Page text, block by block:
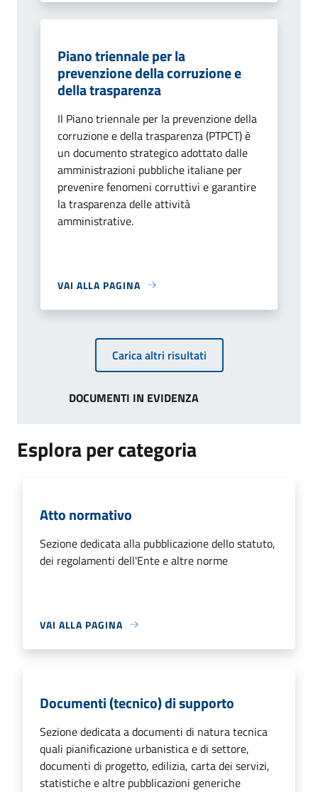
Piano triennale per la
prevenzione della corruzione e
della trasparenza
Il Piano triennale per la prevenzione della
corruzione e della trasparenza (PTPCT) è
un documento strategico adottato dalle
amministrazioni pubbliche italiane per
prevenire fenomeni corruttivi e garantire
la trasparenza delle attività
amministrative.
VAI ALLA PAGINA
Carica altri risultati
DOCUMENTI IN EVIDENZA
Esplora per categoria
Atto normativo
Sezione dedicata alla pubblicazione dello statuto,
dei regolamenti dell'Ente e altre norme
VAI ALLA PAGINA
Documenti (tecnico) di supporto
Sezione dedicata a documenti di natura tecnica
quali pianificazione urbanistica e di settore,
documenti di progetto, edilizia, carta dei servizi,
statistiche e altre pubblicazioni generiche